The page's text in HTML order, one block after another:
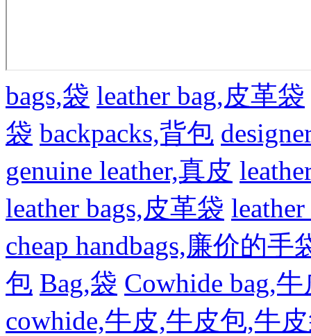
bags,袋 leather bag,皮革袋
袋 backpacks,背包
genuine leather,真皮
leather bags,皮革袋
cheap handbags,廉价的手
包 Bag,袋 Cowhide bag,
cowhide,牛皮,牛皮包,牛